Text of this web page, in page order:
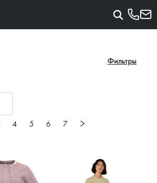
Фильтры
4 5 6 7